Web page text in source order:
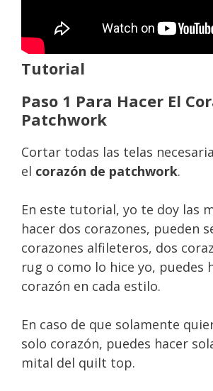
Tutorial
Paso 1 Para Hacer El
Patchwork
Cortar todas las telas
el corazón de patchwork.
En este tutorial, yo te doy las
hacer dos corazones, pueden
corazones alfileteros, dos
rug o como lo hice yo, puedes
corazón en cada estilo.
En caso de que solamente
solo corazón, puedes hacer
mital del quilt top.